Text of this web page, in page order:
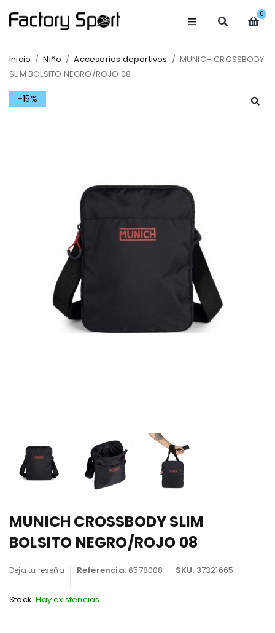
0
Inicio / Niño / Accesorios deportivos / MUNICH CROSSBODY
SLIM BOLSITO NEGRO/ROJO 08
-15%
MUNICH CROSSBODY SLIM
BOLSITO NEGRO/ROJO 08
Deja tu reseña Referencia:6578008 SKU: 37321665
Stock: Hay existencias